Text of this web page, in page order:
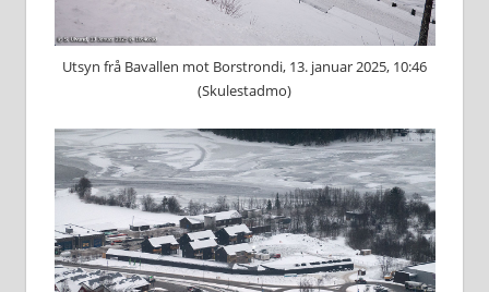
Utsyn frå Bavallen mot Borstrondi, 13. januar 2025, 10:46
(Skulestadmo)